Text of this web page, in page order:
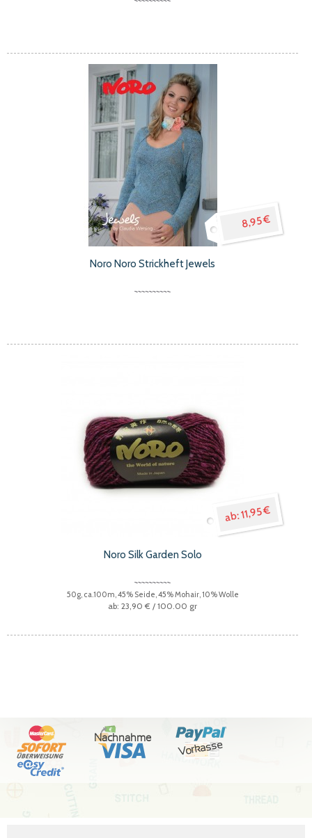
8,95 €
Noro Noro Strickheft Jewels
11,95 €
Noro Silk Garden Solo
50g, ca.100m, 45% Seide, 45% Mohair, 10% Wolle
23,90 € / 100.00 gr
Nachnahme
Vorkasse